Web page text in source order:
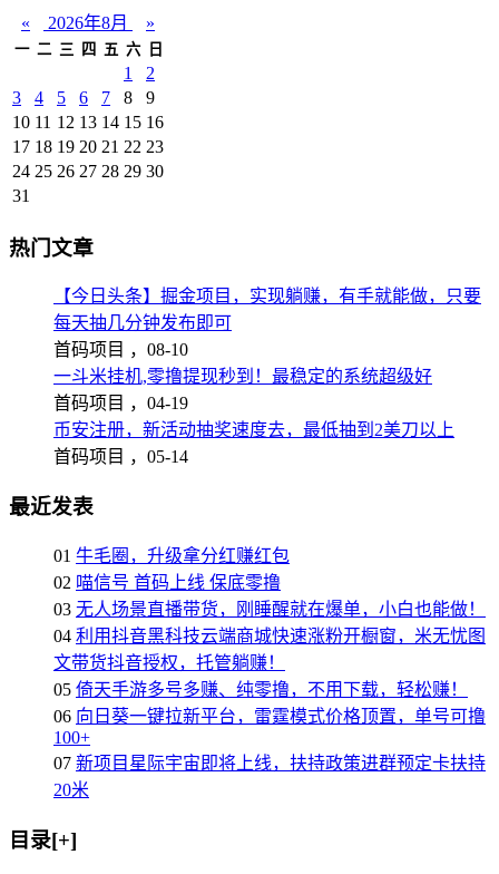
« 2026年8月 »
一 二 三 四 五 六 日
1
2
3
4 5 6 7 8
9
10 11 12 13 14 15 16
17 18 19 20 21 22 23
24 25 26 27 28 29 30
31
热门文章
【今日头条】掘金项目，实现躺赚，有手就能做，只要
每天抽几分钟发布即可
首码项目 ， 08-10
一斗米挂机,零撸提现秒到！最稳定的系统超级好
首码项目 ， 04-19
币安注册，新活动抽奖速度去，最低抽到2美刀以上
首码项目 ， 05-14
最近发表
01 牛毛圈，升级拿分红赚红包
02 喵信号 首码上线 保底零撸
03 无人场景直播带货，刚睡醒就在爆单，小白也能做！
04 利用抖音黑科技云端商城快速涨粉开橱窗，米无忧图
文带货抖音授权，托管躺赚！
05 倚天手游多号多赚、纯零撸，不用下载，轻松赚！
06 向日葵一键拉新平台，雷霆模式价格顶置，单号可撸
100+
07 新项目星际宇宙即将上线，扶持政策进群预定卡扶持
20米
目录[+]